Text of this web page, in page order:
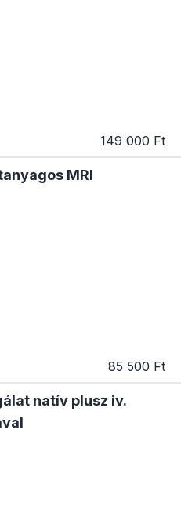
149 000 Ft
MRI
85 500 Ft
natív plusz iv.